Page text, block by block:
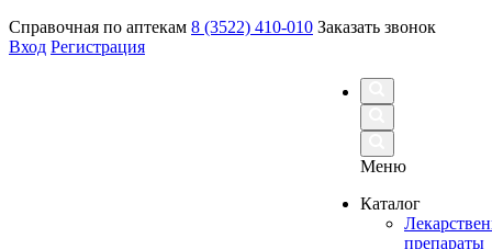
Справочная по аптекам 8 (3522) 410-010 Заказать звонок
Вход Регистрация
Меню
Каталог
препараты